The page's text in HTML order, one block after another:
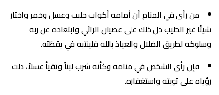
من رأى في المنام أن أمامه أكواب حليب وعسل وخمر واختار
شيئًا غير الحليب دل ذلك على عصيان الرائي وابتعاده عن ربه
وسلوكه لطريق الضلال والعياذ بالله فلينتبه في يقظته.
فإن رأى الشخص في منامه وكأنه شرب لبناً وتقيأ عسلاً، دلت
رؤياه على توبته واستغفاره.